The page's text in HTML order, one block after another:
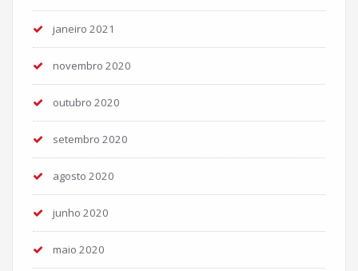
janeiro 2021
novembro 2020
outubro 2020
setembro 2020
agosto 2020
junho 2020
maio 2020